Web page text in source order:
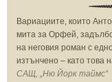
Вариациите, които
мита за Орфей,
на неговия роман с
изтънчено – като това
САЩ, „Ню Йорк таймс“